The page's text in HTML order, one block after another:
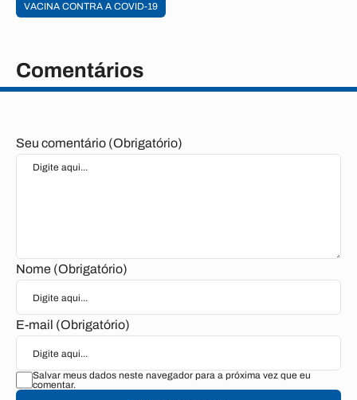
VACINA CONTRA A COVID-19
Comentários
Seu comentário (Obrigatório)
Nome (Obrigatório)
E-mail (Obrigatório)
Salvar meus dados neste navegador para a próxima vez que eu
comentar.